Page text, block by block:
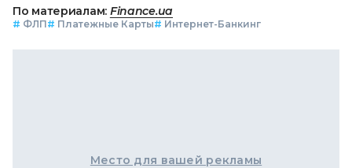
По материалам: Finance.ua
# ФЛП# Платежные Карты# Интернет-Банкинг
Место для вашей рекламы